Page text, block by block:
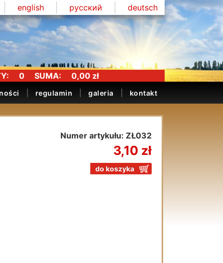
english русский deutsch
0 SUMA: 0,00 zł
regulamin galeria kontakt
Numer artykułu: ZŁ032
3,10 zł
do koszyka